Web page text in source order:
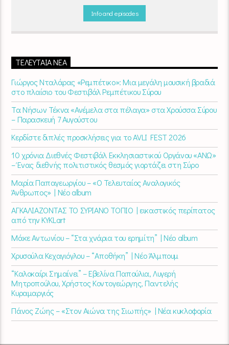
Info and episodes
ΤΕΛΕΥΤΑΊΑ ΝΈΑ
Γιώργος Νταλάρας «Ρεμπέτικο»: Μια μεγάλη μουσική βραδιά
στο πλαίσιο του Φεστιβάλ Ρεμπέτικου Σύρου
Τα Νήσων Τέκνα «Ανέμελα στα πέλαγα» στα Χρούσσα Σύρου
– Παρασκευή 7 Αυγούστου
Κερδίστε διπλές προσκλήσεις για το AVLI FEST 2026
10 χρόνια Διεθνές Φεστιβάλ Εκκλησιαστικού Οργάνου «ΑΝΩ»
– Ένας διεθνής πολιτιστικός θεσμός γιορτάζει στη Σύρο​
Μαρία Παπαγεωργίου – «Ο Τελευταίος Αναλογικός
Άνθρωπος» | Νέο album
ΑΓΚΑΛΙΑΖΟΝΤΑΣ ΤΟ ΣΥΡΙΑΝΟ ΤΟΠΙΟ | εικαστικός περίπατος
από την KYKLart
Μάκε Αντωνίου – “Στα χνάρια του ερημίτη” | Νέο album
Χρυσούλα Κεχαγιόγλου – “Αποθήκη” | Νέο Άλμπουμ
“Καλοκαίρι Σημαίνει” – Εβελίνα Παπούλια, Λυγερή
Μητροπούλου, Χρήστος Κοντογεώργης, Παντελής
Κυραμαργιός
Πάνος Ζώης – «Στον Αιώνα της Σιωπής» | Νέα κυκλοφορία